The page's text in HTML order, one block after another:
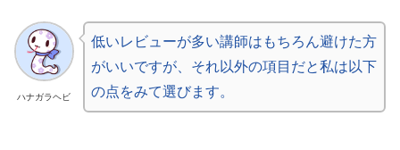
ハナガラヘビ
低いレビューが多い講師はもちろん避けた方
がいいですが、それ以外の項目だと私は以下
の点をみて選びます。